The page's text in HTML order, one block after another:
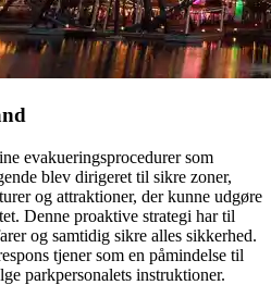
evakueringsprocedurer som
blev dirigeret til sikre zoner,
og attraktioner, der kunne udgøre
Denne proaktive strategi har til
og samtidig sikre alles sikkerhed.
tjener som en påmindelse til
parkpersonalets instruktioner.